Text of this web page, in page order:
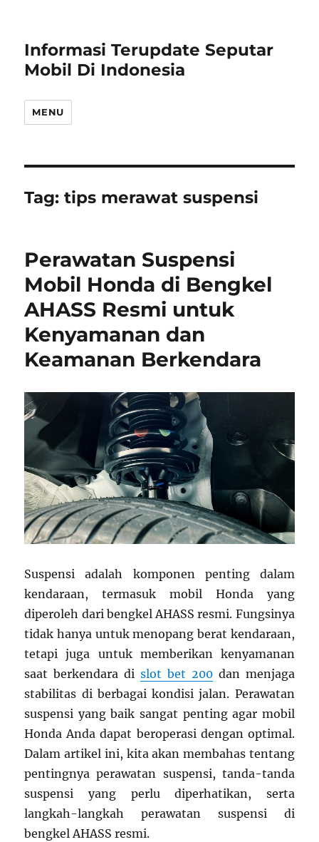
Informasi Terupdate Seputar
Mobil Di Indonesia
MENU
Tag:tips merawat suspensi
Perawatan Suspensi
Mobil Honda di Bengkel
AHASS Resmi untuk
Kenyamanan dan
Keamanan Berkendara
Suspensi adalah komponen penting dalam
kendaraan, termasuk mobil Honda yang
diperoleh dari bengkel AHASS resmi. Fungsinya
tidak hanya untuk menopang berat kendaraan,
tetapi juga untuk memberikan kenyamanan
saat berkendara dislot bet 200dan menjaga
stabilitas di berbagai kondisi jalan. Perawatan
suspensi yang baik sangat penting agar mobil
Honda Anda dapat beroperasi dengan optimal.
Dalam artikel ini, kita akan membahas tentang
pentingnya perawatan suspensi, tanda-tanda
suspensi yang perlu diperhatikan, serta
langkah-langkah perawatan suspensi di
bengkel AHASS resmi.